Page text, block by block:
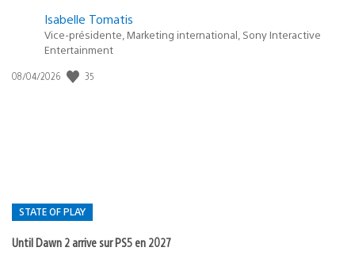
Isabelle Tomatis
Vice-présidente, Marketing international, Sony Interactive
Entertainment
Date
08/04/2026 35
STATE OF PLAY
Until Dawn 2 arrive sur PS5 en 2027